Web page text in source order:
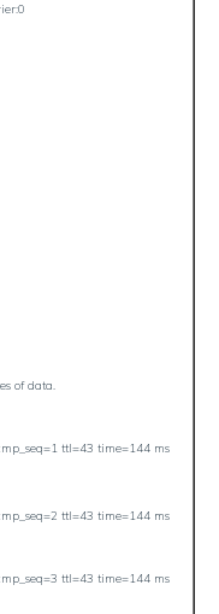
of data.
ttl=43 time=144 ms
ttl=43 time=144 ms
ttl=43 time=144 ms